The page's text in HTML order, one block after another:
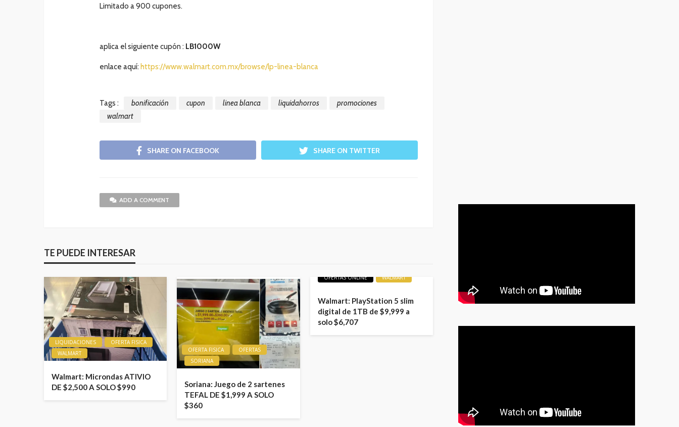
Limitado a 900 cupones.
aplica el siguiente cupón : LB1000W
enlace aquí: https://www.walmart.com.mx/browse/lp-linea-blanca
Tags : bonificación cupon linea blanca liquidahorros
promociones
walmart
SHARE ON FACEBOOK SHARE ON TWITTER
ADD A COMMENT
TE PUEDE INTERESAR
LIQUIDACIONES
OFERTA FISICA
WALMART
Walmart: Microndas ATIVIO
DE $2,500 A SOLO $990
OFERTA FISICA
OFERTAS
SORIANA
Soriana: Juego de 2 sartenes
TEFAL DE $1,999 A SOLO
$360
OFERTAS ONLINE
WALMART
Walmart: PlayStation 5 slim
digital de 1TB de $9,999 a
solo $6,707